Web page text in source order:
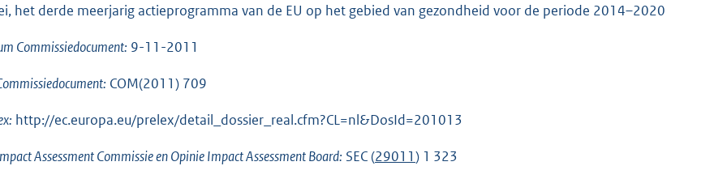
het derde meerjarig actieprogramma van de EU op het gebied van gezondheid voor de periode 2014–2020
Commissiedocument: 9-11-2011
COM(2011) 709
http://ec.europa.eu/prelex/detail_dossier_real.cfm?CL=nl&DosId=201013
Assessment Commissie en Opinie Impact Assessment Board: SEC (29011) 1 323